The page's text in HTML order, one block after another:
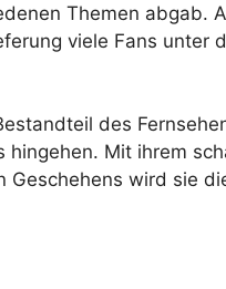
Themen abgab.
viele Fans unter
des
Mit ihrem
Geschehens wird sie